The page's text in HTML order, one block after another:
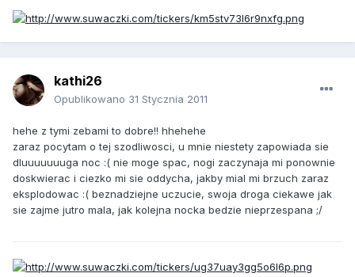
kathi26
Opublikowano 31 Stycznia 2011
hehe z tymi zebami to dobre!! hhehehe
zaraz pocytam o tej szodliwosci, u mnie niestety zapowiada sie
dluuuuuuuga noc :( nie moge spac, nogi zaczynaja mi ponownie
doskwierac i ciezko mi sie oddycha, jakby mial mi brzuch zaraz
eksplodowac :( beznadziejne uczucie, swoja droga ciekawe jak
sie zajme jutro mala, jak kolejna nocka bedzie nieprzespana ;/